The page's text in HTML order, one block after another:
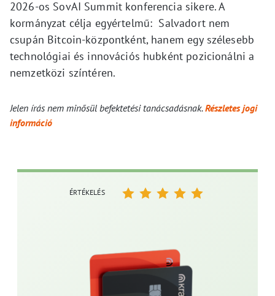
2026-os SovAI Summit konferencia sikere. A
kormányzat célja egyértelmű: Salvadort nem
csupán Bitcoin-központként, hanem egy szélesebb
technológiai és innovációs hubként pozicionálni a
nemzetközi színtéren.
Jelen írás nem minősül befektetési tanácsadásnak.Részletes jogi
információ
ÉRTÉKELÉS